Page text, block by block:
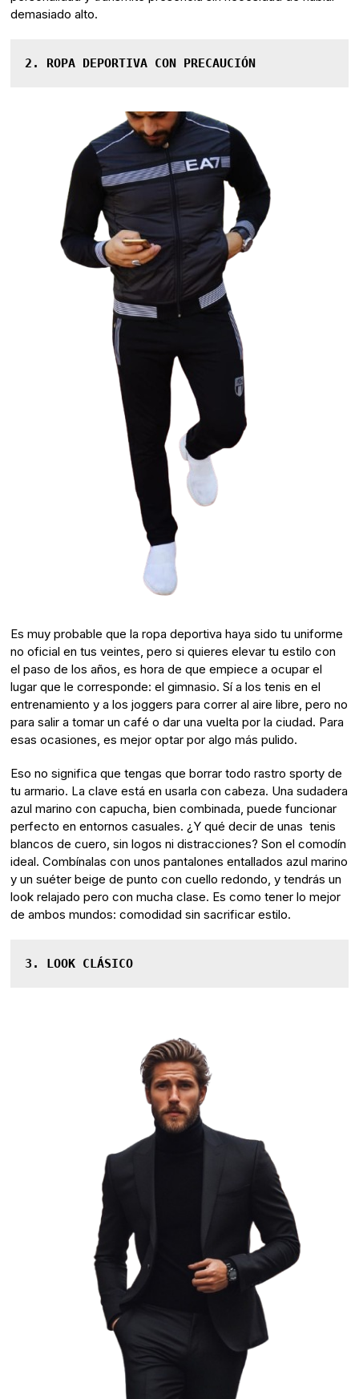
demasiado alto.
2. ROPA DEPORTIVA CON PRECAUCIÓN
Es muy probable que la ropa deportiva haya sido tu uniforme
no oficial en tus veintes, pero si quieres elevar tu estilo con
el paso de los años, es hora de que empiece a ocupar el
lugar que le corresponde: el gimnasio. Sí a los tenis en el
entrenamiento y a los joggers para correr al aire libre, pero no
para salir a tomar un café o dar una vuelta por la ciudad. Para
esas ocasiones, es mejor optar por algo más pulido.
Eso no significa que tengas que borrar todo rastro sporty de
tu armario. La clave está en usarla con cabeza. Una sudadera
azul marino con capucha, bien combinada, puede funcionar
perfecto en entornos casuales. ¿Y qué decir de unas tenis
blancos de cuero, sin logos ni distracciones? Son el comodín
ideal. Combínalas con unos pantalones entallados azul marino
y un suéter beige de punto con cuello redondo, y tendrás un
look relajado pero con mucha clase. Es como tener lo mejor
de ambos mundos: comodidad sin sacrificar estilo.
3. LOOK CLÁSICO